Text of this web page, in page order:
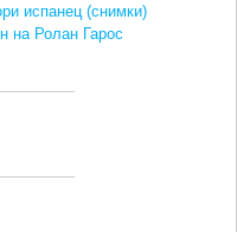
испанец (снимки)
на Ролан Гарос